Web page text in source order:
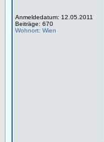
Anmeldedatum: 12.05.2011
Beiträge: 670
Wohnort: Wien